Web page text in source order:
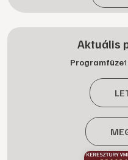
Aktuális
Programfüzet